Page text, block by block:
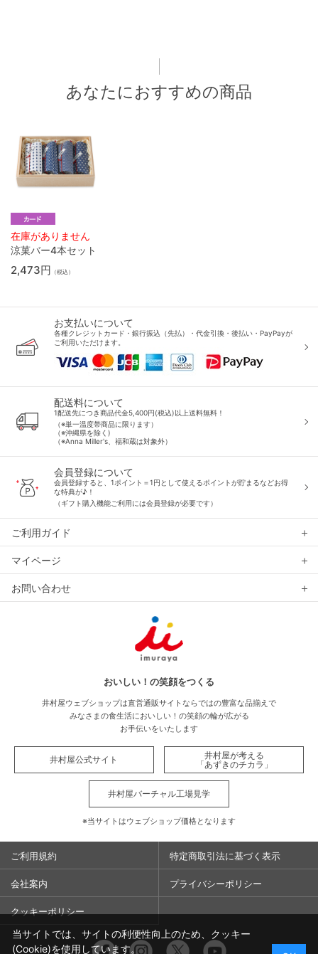
あなたにおすすめの商品
在庫がありません
涼菓バー4本セット
2,473円 （税込）
お支払いについて
各種クレジットカード・銀行振込（先払）・代金引換・後払い・PayPayが
ご利用いただけます。
配送料について
1配送先につき商品代金5,400円(税込)以上送料無料！
（※単一温度帯商品に限ります）
（※沖縄県を除く)
（※Anna Miller's、福和蔵は対象外）
会員登録について
会員登録すると、1ポイント＝1円として使えるポイントが貯まるなどお得
な特典が♪！
（ギフト購入機能ご利用には会員登録が必要です）
ご利用ガイド
マイページ
お問い合わせ
おいしい！の笑顔をつくる
井村屋ウェブショップは直営通販サイトならではの豊富な品揃えで
みなさまの食生活においしい！の笑顔の輪が広がる
お手伝いをいたします
井村屋公式サイト
井村屋が考える
「あずきのチカラ」
井村屋バーチャル工場見学
※当サイトはウェブショップ価格となります
ご利用規約 特定商取引法に基づく表示
会社案内 プライバシーポリシー
クッキーポリシー
FacebookInstagramTwitter
当サイトでは、サイトの利便性向上のため、クッキー
(Cookie)を使用しています。